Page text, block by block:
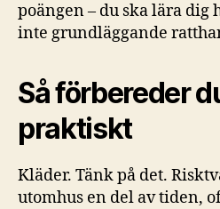
poängen – du ska lära dig
inte grundläggande
Så förbereder
praktiskt
Kläder. Tänk på det.
utomhus en del av tiden,